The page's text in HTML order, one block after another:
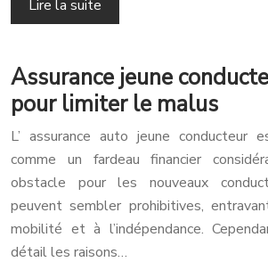
Lire la suite
Assurance jeune
pour limiter le malus
L’ assurance auto jeune conducteur
comme un fardeau financier
obstacle pour les nouveaux
peuvent sembler prohibitives,
mobilité et à l’indépendance.
détail les raisons…